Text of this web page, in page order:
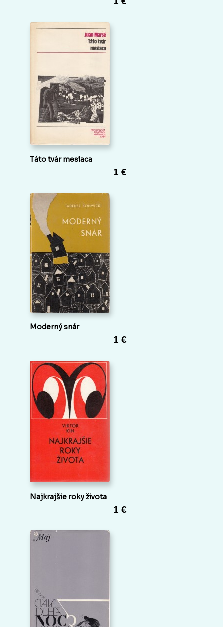
Táto tvár mesiaca
1 €
Moderný snár
1 €
Najkrajšie roky života
1 €